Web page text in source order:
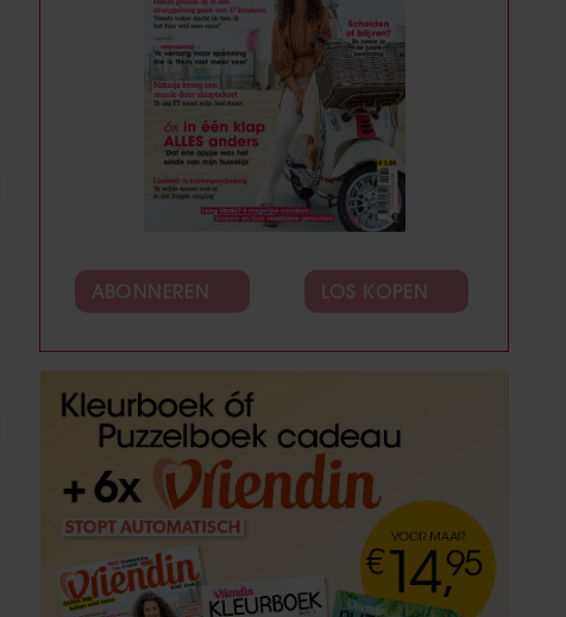
ABONNEREN LOS KOPEN